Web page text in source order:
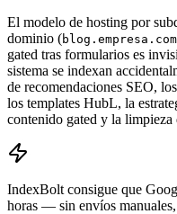
El modelo de hosting por
dominio (blog.empresa.com
gated tras formularios es
sistema se indexan
de recomendaciones SEO,
los templates HubL, la
contenido gated y la limpieza
IndexBolt consigue que
horas — sin envíos manuales,